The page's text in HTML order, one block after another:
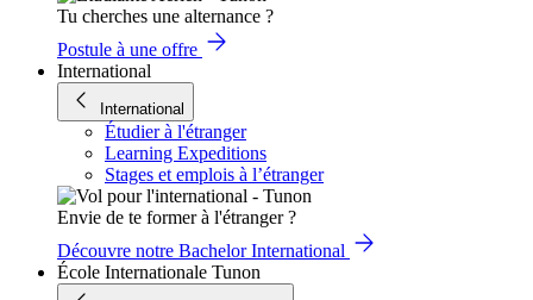
Tu cherches une alternance ?
Postule à une offre
International
International
Étudier à l'étranger
Learning Expeditions
Stages et emplois à l’étranger
Envie de te former à l'étranger ?
Découvre notre Bachelor International
École Internationale Tunon